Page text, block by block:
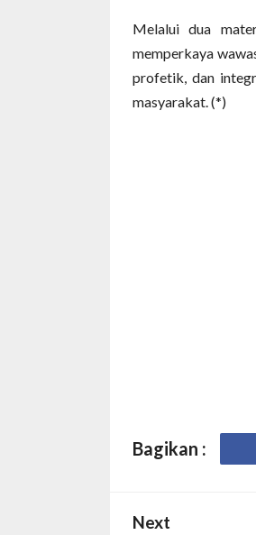
Melalui dua
memperkaya
profetik, dan
masyarakat. (*)
Bagikan :
Next